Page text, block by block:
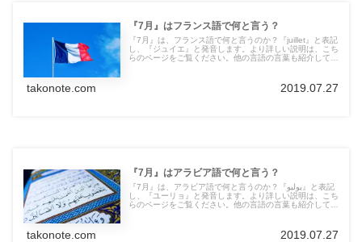
『7月』はフランス語で何と言う？
『7月』は、フランス語で何と言うのか？『juillet』と表記
し、『ジュイエ』と発音します。より詳しい説明は、こち
らのページをご覧ください。他の言語の言葉も紹介してい
takonote.com 2019.07.27
『7月』はアラビア語で何と言う？
『7月』は、アラビア語で何と言うのか？『يوليو』と表記
し、『ユーリョ』と発音します。より詳しい説明は、こち
らのページをご覧ください。他の言語の言葉も紹介してい
takonote.com 2019.07.27